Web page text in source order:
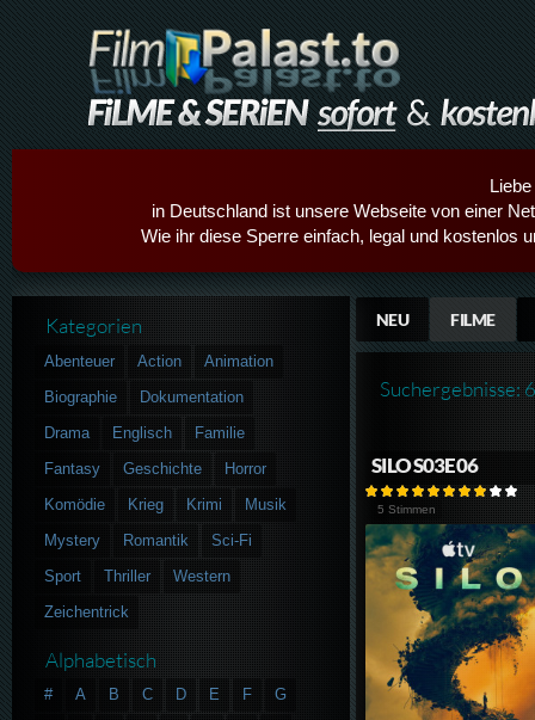
in Deutschland ist unsere Webseite von einer
Wie ihr diese Sperre einfach, legal und kostenlos
NEU FILME
Suchergebnisse: 6
SILO S03E06
5 Stimmen
Kategorien
Abenteuer Action
Animation
Biographie
Dokumentation
Drama
Englisch
Familie
Fantasy
Geschichte
Horror
Komödie
Krieg Krimi
Musik
Mystery
Romantik
Sci-Fi
Sport
Thriller
Western
Zeichentrick
Alphabetisch
# A B C D E F
G